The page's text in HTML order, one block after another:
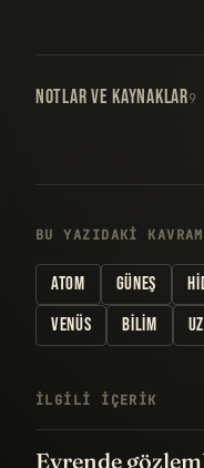
NOTLAR VE KAYNAKLAR9
BU YAZIDAKI
ATOM GÜNEŞ
VENÜS
BILIM
İLGILI IÇERIK
Evrende